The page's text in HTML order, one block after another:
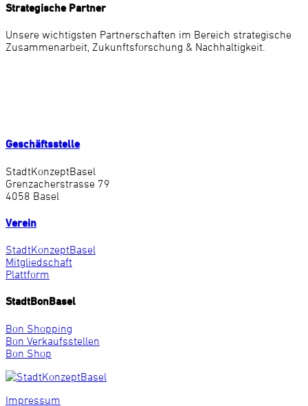
Strategische Partner
Unsere wichtigsten Partnerschaften im Bereich strategische
Zusammenarbeit, Zukunftsforschung & Nachhaltigkeit.
Geschäftsstelle
StadtKonzeptBasel
Grenzacherstrasse 79
4058 Basel
Verein
StadtKonzeptBasel
Mitgliedschaft
Plattform
StadtBonBasel
Bon Shopping
Bon Verkaufsstellen
Bon Shop
Impressum